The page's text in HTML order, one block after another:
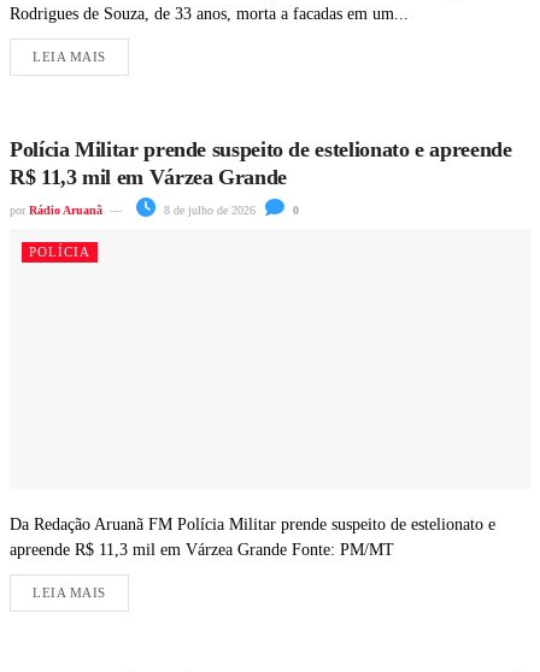
Rodrigues de Souza, de 33 anos, morta a facadas em um...
LEIA MAIS
Polícia Militar prende suspeito de estelionato e apreende
R$ 11,3 mil em Várzea Grande
por Rádio Aruanã 8 de julho de 2026 0
POLÍCIA
Da Redação Aruanã FM Polícia Militar prende suspeito de estelionato e
apreende R$ 11,3 mil em Várzea Grande Fonte: PM/MT
LEIA MAIS